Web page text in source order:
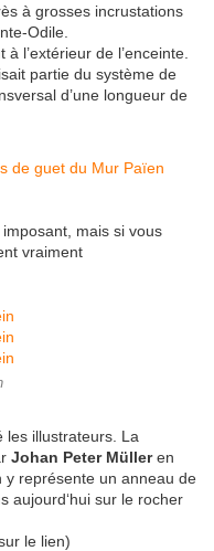
à grosses incrustations
Odile.
l’extérieur de l’enceinte.
partie du système de
d’une longueur de
mais si vous
vraiment
les illustrateurs. La
Johan Peter Mülleren
y représente un anneau de
aujourd‘hui sur le rocher
le lien)